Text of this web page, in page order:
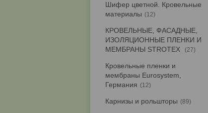
Шифер цветной. Кровельные
материалы
12
КРОВЕЛЬНЫЕ, ФАСАДНЫЕ,
ИЗОЛЯЦИОННЫЕ ПЛЕНКИ И
МЕМБРАНЫ STROTEX
27
Кровельные пленки и
мембраны Eurosystem,
Германия
12
Карнизы и рольшторы 89